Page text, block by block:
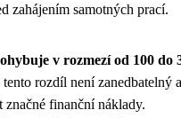
zahájením samotných prací.
v rozmezí od 100 do
rozdíl není zanedbatelný a
značné finanční náklady.